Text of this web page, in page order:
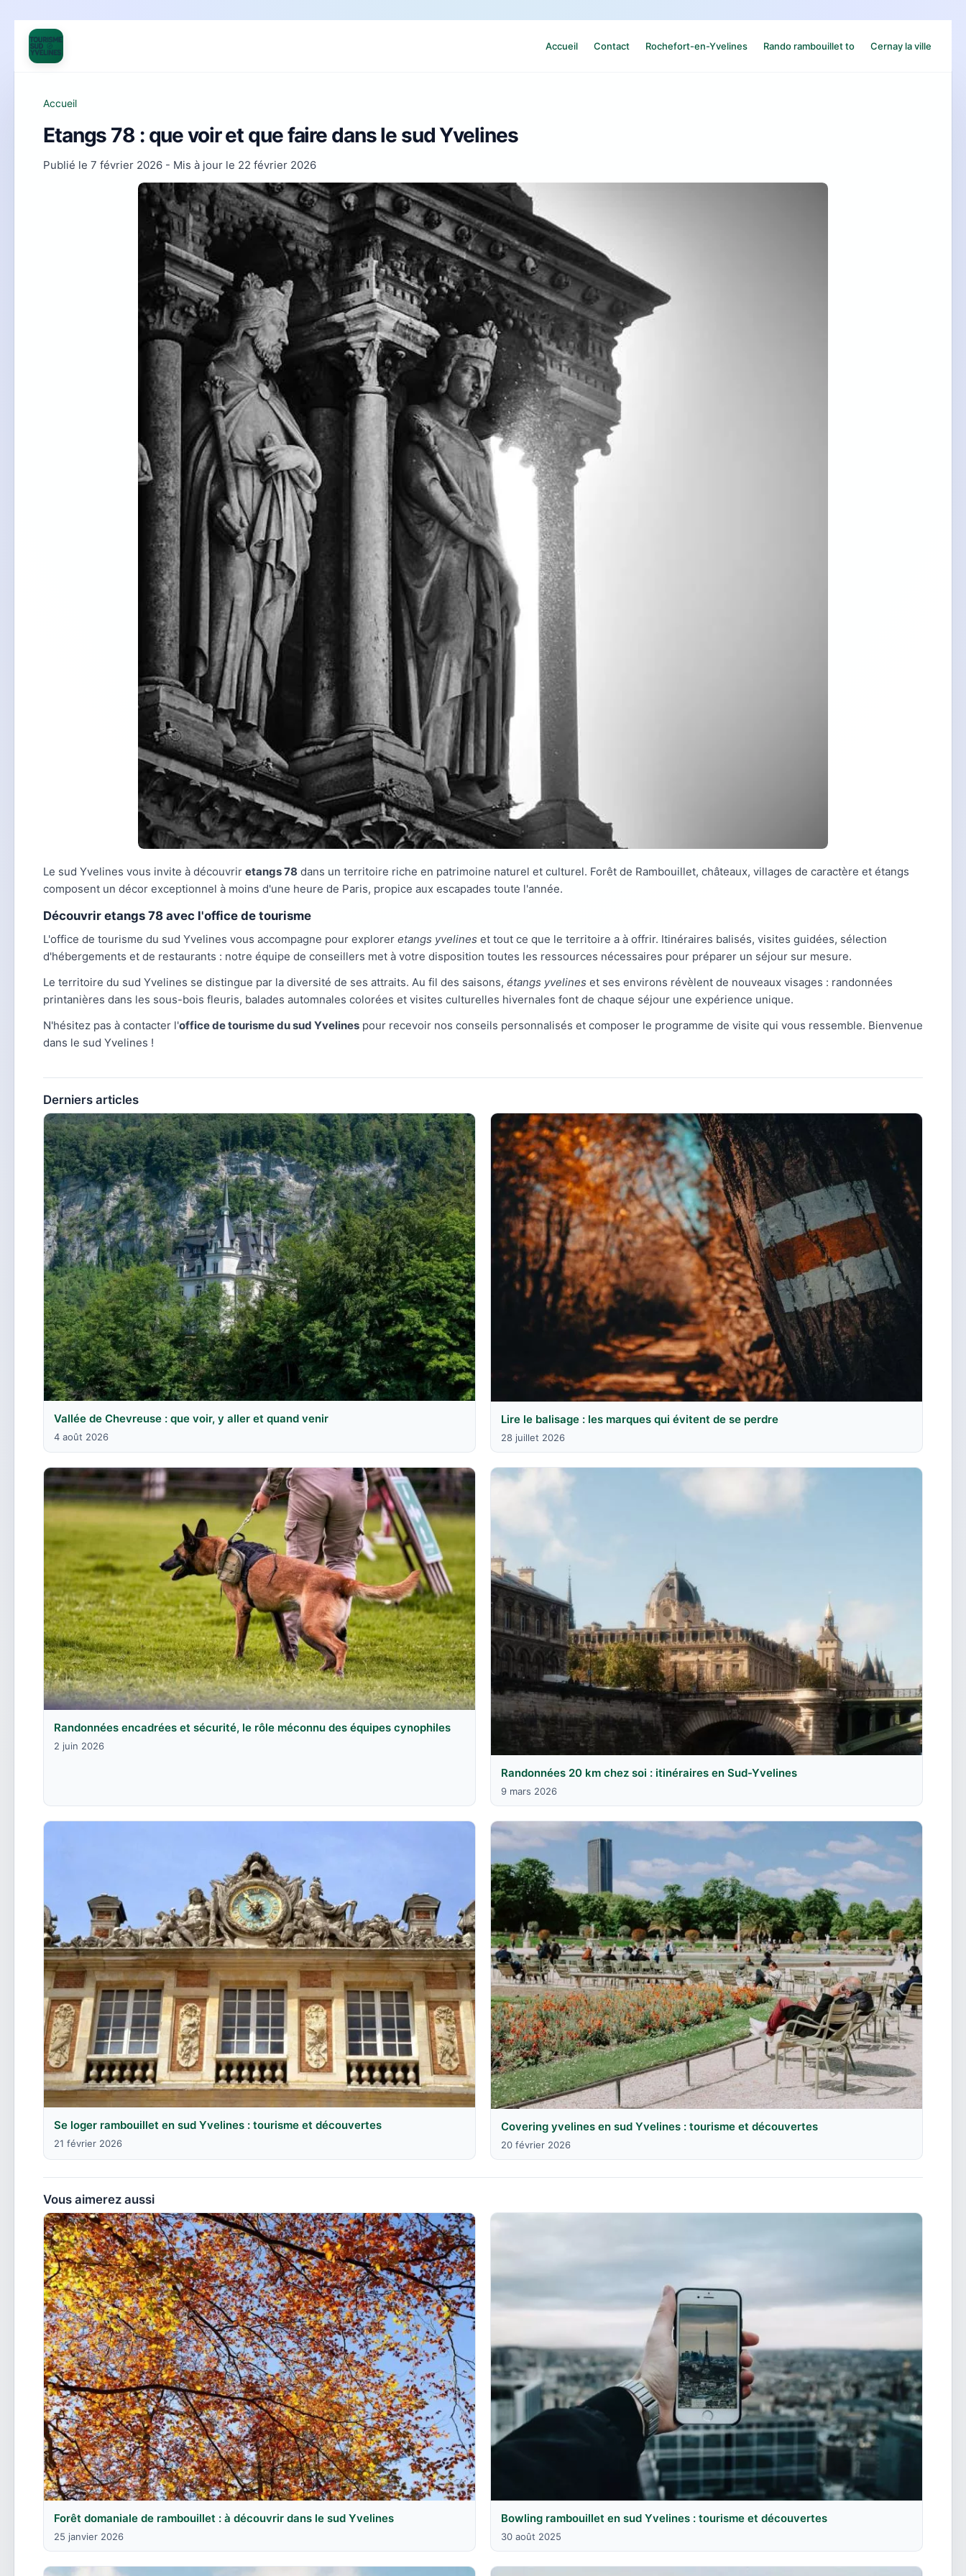
Accueil Contact Rochefort-en-Yvelines Rando rambouillet to Cernay la ville
Accueil
Etangs 78 : que voir et que faire dans le sud Yvelines
Publié le 7 février 2026 - Mis à jour le 22 février 2026
Le sud Yvelines vous invite à découvrir etangs 78 dans un territoire riche en patrimoine naturel et culturel. Forêt de Rambouillet, châteaux, villages de caractère et étangs
composent un décor exceptionnel à moins d'une heure de Paris, propice aux escapades toute l'année.
Découvrir etangs 78 avec l'office de tourisme
L'office de tourisme du sud Yvelines vous accompagne pour explorer etangs yvelines et tout ce que le territoire a à offrir. Itinéraires balisés, visites guidées, sélection
d'hébergements et de restaurants : notre équipe de conseillers met à votre disposition toutes les ressources nécessaires pour préparer un séjour sur mesure.
Le territoire du sud Yvelines se distingue par la diversité de ses attraits. Au fil des saisons, étangs yvelines et ses environs révèlent de nouveaux visages : randonnées
printanières dans les sous-bois fleuris, balades automnales colorées et visites culturelles hivernales font de chaque séjour une expérience unique.
N'hésitez pas à contacter l'office de tourisme du sud Yvelines pour recevoir nos conseils personnalisés et composer le programme de visite qui vous ressemble. Bienvenue
dans le sud Yvelines !
Derniers articles
Vallée de Chevreuse : que voir, y aller et quand venir
4 août 2026
Lire le balisage : les marques qui évitent de se perdre
28 juillet 2026
Randonnées encadrées et sécurité, le rôle méconnu des équipes cynophiles
2 juin 2026
Randonnées 20 km chez soi : itinéraires en Sud-Yvelines
9 mars 2026
Se loger rambouillet en sud Yvelines : tourisme et découvertes
21 février 2026
Covering yvelines en sud Yvelines : tourisme et découvertes
20 février 2026
Vous aimerez aussi
Forêt domaniale de rambouillet : à découvrir dans le sud Yvelines
25 janvier 2026
Bowling rambouillet en sud Yvelines : tourisme et découvertes
30 août 2025